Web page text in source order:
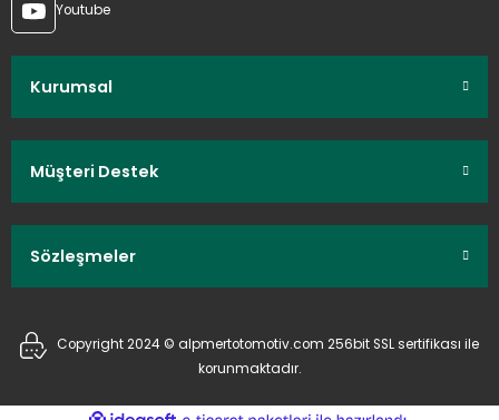
Youtube
Kurumsal
Müşteri Destek
Sözleşmeler
Copyright 2024 © alpmertotomotiv.com 256bit SSL sertifikası ile
korunmaktadır.